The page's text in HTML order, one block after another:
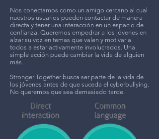
Nos conectamos como un amigo cercano al cual
nuestros usuarios pueden contactar de manera
directa y tener una interacción en un espacio de
confianza. Queremos empedrar a los jóvenes en
alzar su voz en temas que valen y motivar a
todos a estar activamente involucrados. Una
simple acción puede cambiar la vida de alguien
más.
Stronger Together busca ser parte de la vida de
los jóvenes antes de que suceda el cyberbullying.
No queremos que sea demasiado tarde.